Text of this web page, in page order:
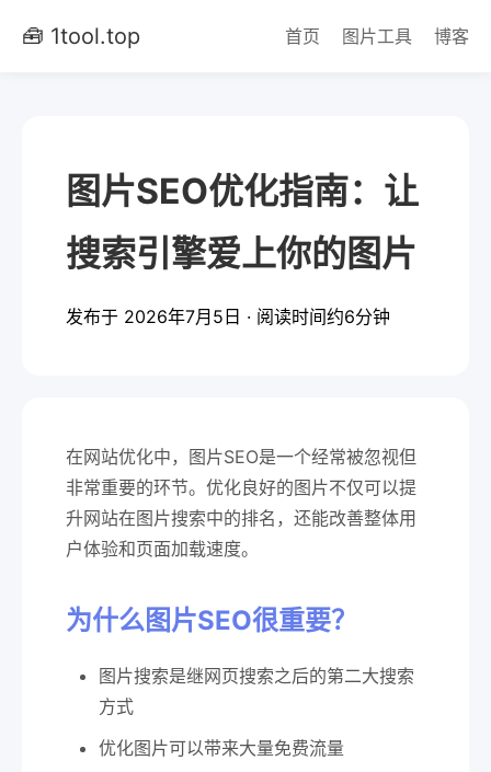
🧰 1tool.top 首页 图片工具 博客
图片SEO优化指南：让
搜索引擎爱上你的图片
发布于 2026年7月5日 · 阅读时间约6分钟
在网站优化中，图片SEO是一个经常被忽视但
非常重要的环节。优化良好的图片不仅可以提
升网站在图片搜索中的排名，还能改善整体用
户体验和页面加载速度。
为什么图片SEO很重要？
图片搜索是继网页搜索之后的第二大搜索
方式
优化图片可以带来大量免费流量